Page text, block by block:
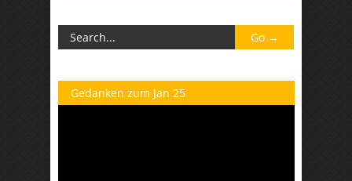
Gedanken zum Jan 25